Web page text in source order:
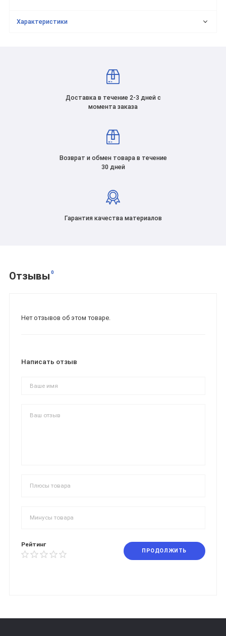
Характеристики
Доставка в течение 2-3 дней с
момента заказа
Возврат и обмен товара в течение
30 дней
Гарантия качества материалов
Отзывы 0
Нет отзывов об этом товаре.
Написать отзыв
Рейтинг
ПРОДОЛЖИТЬ